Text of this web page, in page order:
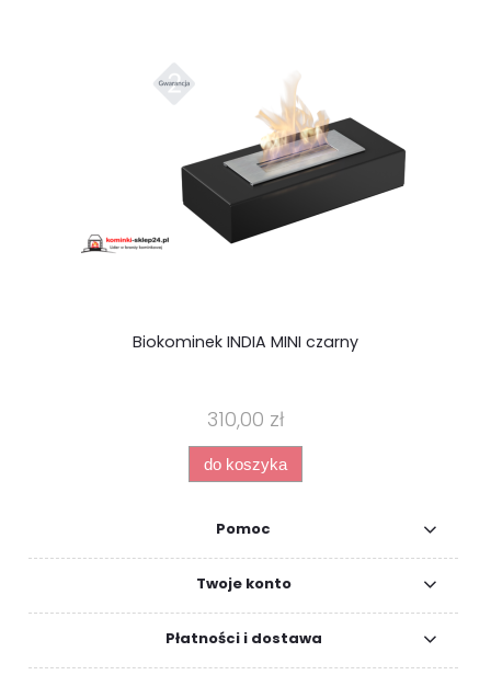
Biokominek INDIA MINI czarny
310,00 zł
do koszyka
Pomoc
Twoje konto
Płatności i dostawa